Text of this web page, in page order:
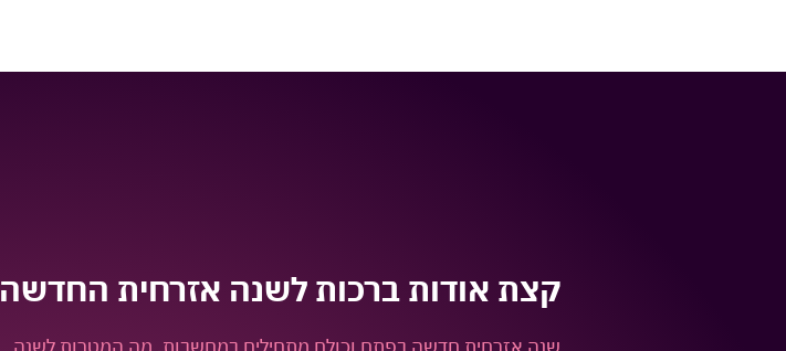
קצת אודות ברכות לשנה אזרחית החדשה